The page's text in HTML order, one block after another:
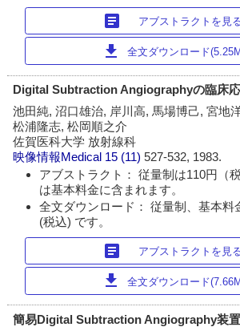
article アブストラクトを見
download 全文ダウンロード
Digital Subtraction Angiographyの臨床
池田純, 沼口雄治, 岸川高, 馬場博己, 宮地
松浦隆志, 松岡順之介
佐賀医科大学 放射線科
映像情報Medical 15 (11)527-532, 1983.
アブストラクト： 従量制は110円（
は基本料金に含まれます。
全文ダウンロード： 従量制、基本料
(税込) です。
article アブストラクトを見
download 全文ダウンロード
簡易Digital Subtraction Angiography装